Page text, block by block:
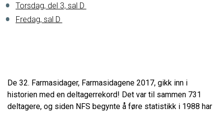
Torsdag, del 3, sal D
Fredag, sal D
De 32. Farmasidager, Farmasidagene 2017, gikk inn i
historien med en deltagerrekord! Det var til sammen 731
deltagere, og siden NFS begynte å føre statistikk i 1988 har